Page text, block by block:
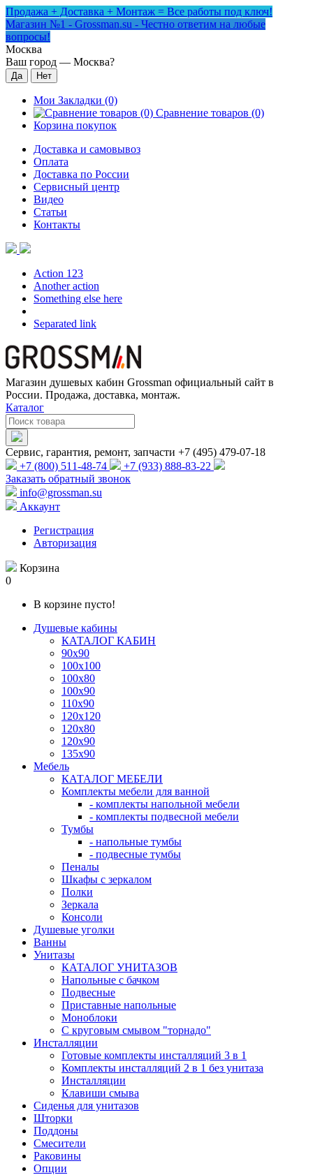
Продажа + Доставка + Монтаж = Все работы под ключ!
Магазин №1 - Grossman.su - Честно ответим на любые
вопросы!
Москва
Ваш город — Москва?
Мои Закладки (0)
Сравнение товаров (0)
Корзина покупок
Доставка и самовывоз
Оплата
Доставка по России
Сервисный центр
Видео
Статьи
Контакты
Action 123
Another action
Something else here
Separated link
Магазин душевых кабин Grossman официальный сайт в
России. Продажа, доставка, монтаж.
Каталог
Сервис, гарантия, ремонт, запчасти +7 (495) 479-07-18
+7 (800) 511-48-74
+7 (933) 888-83-22
Заказать обратный звонок
info@grossman.su
Аккаунт
Регистрация
Авторизация
Корзина
0
В корзине пусто!
Душевые кабины
КАТАЛОГ КАБИН
90x90
100x100
100x80
100x90
110x90
120x120
120x80
120x90
135x90
Мебель
КАТАЛОГ МЕБЕЛИ
Комплекты мебели для ванной
- комплекты напольной мебели
- комплекты подвесной мебели
Тумбы
- напольные тумбы
- подвесные тумбы
Пеналы
Шкафы с зеркалом
Полки
Зеркала
Консоли
Душевые уголки
Ванны
Унитазы
КАТАЛОГ УНИТАЗОВ
Напольные с бачком
Подвесные
Приставные напольные
Моноблоки
С круговым смывом "торнадо"
Инсталляции
Готовые комплекты инсталляций 3 в 1
Комплекты инсталляций 2 в 1 без унитаза
Инсталляции
Клавиши смыва
Сиденья для унитазов
Шторки
Поддоны
Смесители
Раковины
Опции